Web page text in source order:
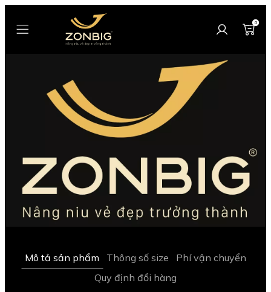
0
Mô tả sản phẩm Thông số size
Phí vận chuyển
Quy định đổi hàng